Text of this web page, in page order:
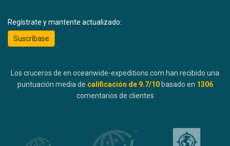
Regístrate y mantente actualizado:
Suscríbase
Los cruceros de en oceanwide-expeditions.com han recibido una
puntuación media de calificación de 9.7/10 basado en 1306
comentarios de clientes